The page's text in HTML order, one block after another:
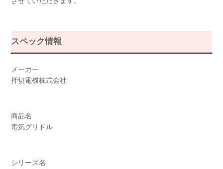
スペック情報
メーカー
押切電機株式会社
商品名
電気グリドル
シリーズ名